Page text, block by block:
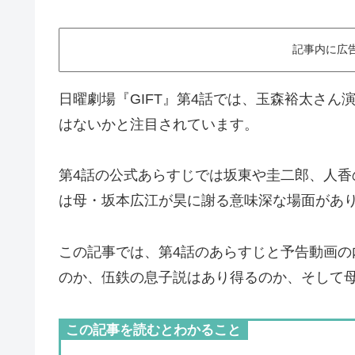
記事内に広
日曜劇場『GIFT』第4話では、玉森裕太さん
はないかと注目されています。
第4話の公式あらすじでは坂東や圭二郎、人
は母・坂本広江が昊に謝る意味深な場面があ
この記事では、第4話のあらすじと予告動画
のか、伍鉄の息子説はあり得るのか、そして
この記事を読むとわかること